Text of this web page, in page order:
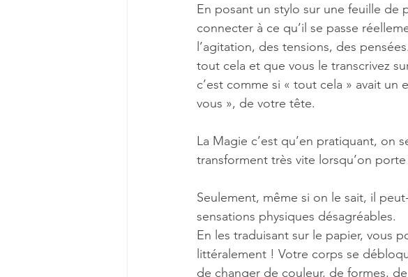
En posant un stylo sur une feuille de
connecter à ce qu’il se passe
l’agitation, des tensions, des
tout cela et que vous le transcrivez
c’est comme si « tout cela » avait
vous », de votre tête.
La Magie c’est qu’en pratiquant, on
transforment très vite lorsqu’on
Seulement, même si on le sait, il
sensations physiques désagréables.
En les traduisant sur le papier, vous
littéralement ! Votre corps se
de changer de couleur, de formes,